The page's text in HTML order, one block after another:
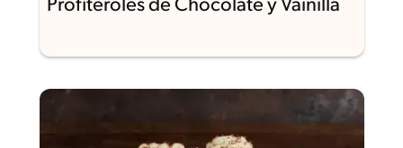
Profiteroles de Chocolate y Vainilla